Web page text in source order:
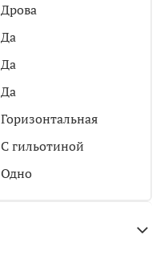
Дрова
Да
Да
Да
Горизонтальная
С гильотиной
Одно